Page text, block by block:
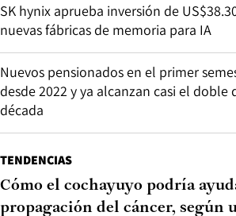
SK hynix aprueba inversión de
nuevas fábricas de memoria para IA
Nuevos pensionados en el primer
desde 2022 y ya alcanzan casi el doble
década
TENDENCIAS
Cómo el cochayuyo podría
propagación del cáncer, según